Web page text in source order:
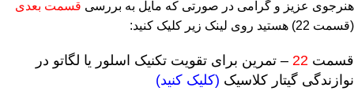
هنرجوی عزیز و گرامی در صورتی که مایل به بررسی قسمت بعدی
(قسمت 22) هستید روی لینک زیر کلیک کنید:
قسمت
– تمرین برای تقویت تکنیک اسلور یا لگاتو در
نوازندگی گیتار کلاسیک (کلیک کنید)